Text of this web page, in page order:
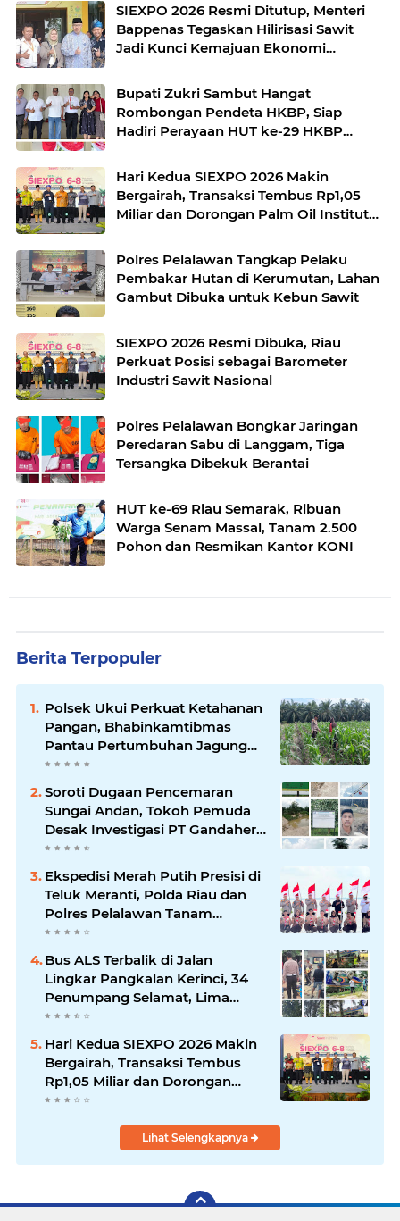
SIEXPO 2026 Resmi Ditutup, Menteri
Bappenas Tegaskan Hilirisasi Sawit
Jadi Kunci Kemajuan Ekonomi
Bupati Zukri Sambut Hangat
Rombongan Pendeta HKBP, Siap
Hadiri Perayaan HUT ke-29 HKBP
Hari Kedua SIEXPO 2026 Makin
Bergairah, Transaksi Tembus Rp1,05
Miliar dan Dorongan Palm Oil Institute
Polres Pelalawan Tangkap Pelaku
Pembakar Hutan di Kerumutan, Lahan
Gambut Dibuka untuk Kebun Sawit
SIEXPO 2026 Resmi Dibuka, Riau
Perkuat Posisi sebagai Barometer
Industri Sawit Nasional
Polres Pelalawan Bongkar Jaringan
Peredaran Sabu di Langgam, Tiga
Tersangka Dibekuk Berantai
HUT ke-69 Riau Semarak, Ribuan
Warga Senam Massal, Tanam 2.500
Pohon dan Resmikan Kantor KONI
Berita Terpopuler
Polsek Ukui Perkuat Ketahanan
Pangan, Bhabinkamtibmas
Pantau Pertumbuhan Jagung
Petani di Desa Air Hitam
Soroti Dugaan Pencemaran
Sungai Andan, Tokoh Pemuda
Desak Investigasi PT Gandahera
Hendana
Ekspedisi Merah Putih Presisi di
Teluk Meranti, Polda Riau dan
Polres Pelalawan Tanam
Mangrove Demi Negeri
Bus ALS Terbalik di Jalan
Lingkar Pangkalan Kerinci, 34
Penumpang Selamat, Lima
Alami Luka Ringan
Hari Kedua SIEXPO 2026 Makin
Bergairah, Transaksi Tembus
Rp1,05 Miliar dan Dorongan
Palm Oil Institute Menguat
Lihat Selengkapnya